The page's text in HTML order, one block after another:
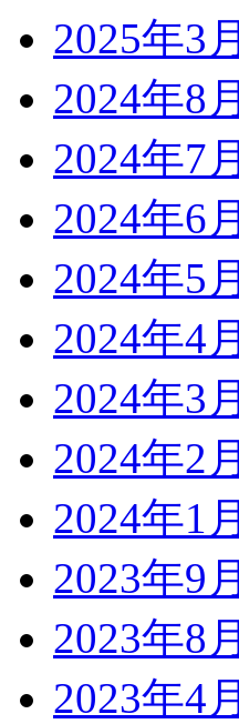
2025年3月
2024年8月
2024年7月
2024年6月
2024年5月
2024年4月
2024年3月
2024年2月
2024年1月
2023年9月
2023年8月
2023年4月